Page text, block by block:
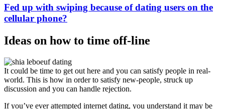
Fed up with swiping because of dating users on the
cellular phone?
Ideas on how to time off-line
It could be time to get out here and you can satisfy people in real-
world. This is how in order to satisfy new-people, struck up
discussion and you can handle rejection.
If you’ve ever attempted internet dating, you understand it may be